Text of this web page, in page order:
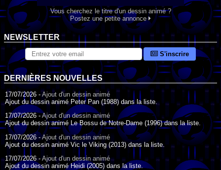
Vous cherchez le titre d'un dessin animé ?
Postez une petite annonce
NEWSLETTER
S'inscrire
DERNIÈRES NOUVELLES
17/07/2026 - Ajout d'un dessin animé
Ajout du dessin animé Peter Pan (1988) dans la liste.
17/07/2026 -Ajout d'un dessin animé
Ajout du dessin animé Le Bossu de Notre-Dame (1996) dans la liste.
17/07/2026 -Ajout d'un dessin animé
Ajout du dessin animé Vic le Viking (2013) dans la liste.
17/07/2026 -Ajout d'un dessin animé
Ajout du dessin animé Heidi (2005) dans la liste.